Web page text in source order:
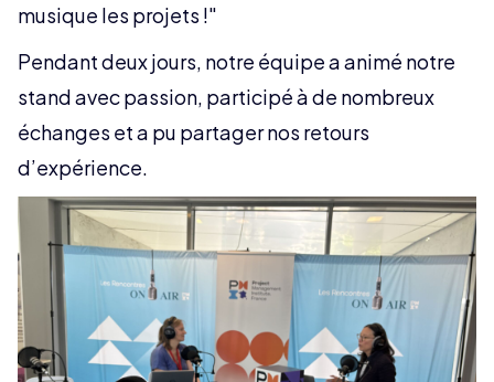
musique les projets !"
Pendant deux jours, notre équipe a animé notre
stand avec passion, participé à de nombreux
échanges et a pu partager nos retours
d’expérience.